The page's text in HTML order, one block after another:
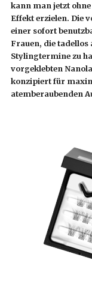
kann man jetzt
Effekt erzielen. Die
einer sofort
Frauen, die tadellos
Stylingtermine zu
vorgeklebten
konzipiert für
atemberaubenden